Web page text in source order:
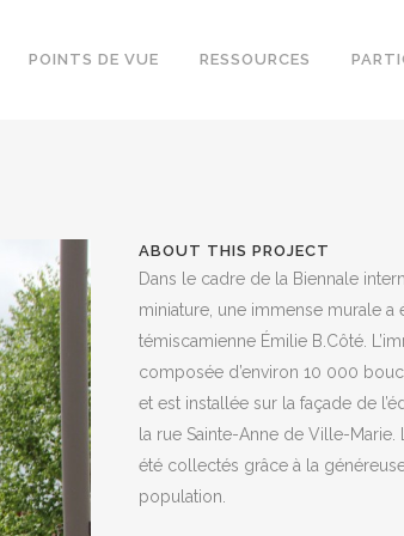
POINTS DE VUE RESSOURCES
ABOUT THIS PROJECT
Dans le cadre de la Biennale
miniature, une immense murale a
témiscamienne Émilie B.Côté.
composée d’environ 10 000
et est installée sur la façade de
la rue Sainte-Anne de Ville-
été collectés grâce à la
population.